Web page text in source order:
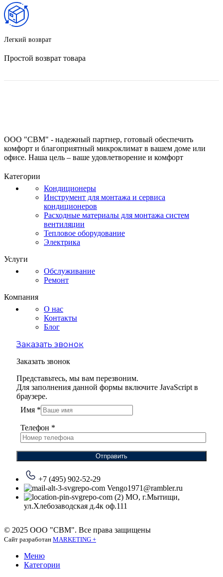
Легкий возврат
Простой возврат товара
ООО "СВМ" - надежный партнер, готовый обеспечить
комфорт и благоприятный микроклимат в вашем доме или
офисе. Наша цель – ваше удовлетворение и комфорт
Категории
Кондиционеры
Инструмент для монтажа и сервиса
кондиционеров
Расходные материалы для монтажа систем
вентиляции
Тепловое оборудование
Электрика
Услуги
Обслуживание
Ремонт
Компания
О нас
Контакты
Блог
Заказать звонок
Заказать звонок
Представьтесь, мы вам перезвоним.
Для заполнения данной формы включите JavaScript в
браузере.
Имя *
Телефон *
Отправить
+7 (495) 902-52-29
Vengo1971@rambler.ru
МО, г.Мытищи,
ул.Хлебозаводская д.4к оф.111
© 2025 ООО "СВМ". Все права защищены
Сайт разработан MARKETING +
Меню
Категории